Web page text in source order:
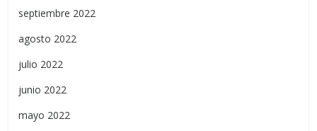
septiembre 2022
agosto 2022
julio 2022
junio 2022
mayo 2022